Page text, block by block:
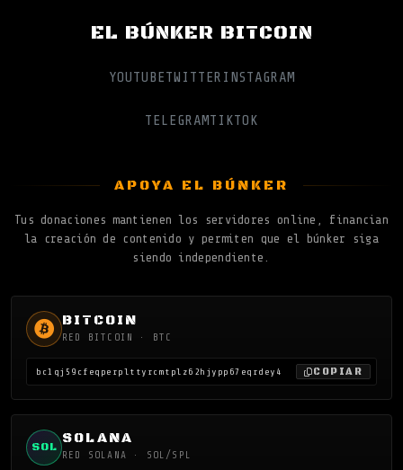
EL BÚNKER BITCOIN
YOUTUBETWITTER INSTAGRAM
TELEGRAMTIKTOK
APOYA EL BÚNKER
Tus donaciones mantienen los servidores online, financian
la creación de contenido y permiten que el búnker siga
siendo independiente.
BITCOIN
RED BITCOIN · BTC
bc1qj59cfeqperplttyrcmtplz62hjypp67eqrdey4 COPIAR
SOL SOLANA
RED SOLANA · SOL/SPL